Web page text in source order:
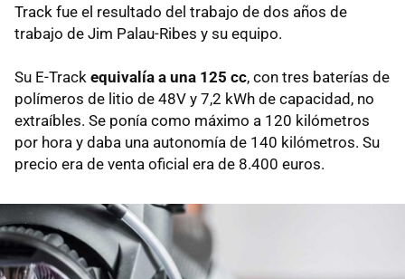
Track fue el resultado del trabajo de dos años de
trabajo de Jim Palau-Ribes y su equipo.
Su E-Track equivalía a una 125 cc, con tres baterías de
polímeros de litio de 48V y 7,2 kWh de capacidad, no
extraíbles. Se ponía como máximo a 120 kilómetros
por hora y daba una autonomía de 140 kilómetros. Su
precio era de venta oficial era de 8.400 euros.